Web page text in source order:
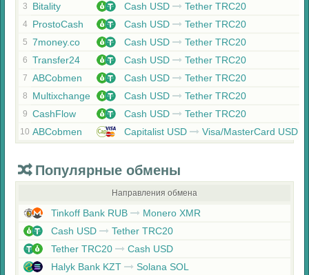
3 Bitality Cash USD Tether TRC20
4 ProstoCash Cash USD Tether TRC20
5 7money.co Cash USD Tether TRC20
6 Transfer24 Cash USD Tether TRC20
7 ABCobmen Cash USD Tether TRC20
8 Multixchange Cash USD Tether TRC20
9 CashFlow Cash USD Tether TRC20
10 ABCobmen Capitalist USD Visa/MasterCard USD
Популярные обмены
Направления обмена
Tinkoff Bank RUB
Monero XMR
Cash USD
Tether TRC20
Tether TRC20
Cash USD
Halyk Bank KZT
Solana SOL